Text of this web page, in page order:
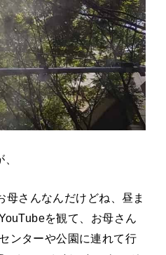
母さんなんだけどね、昼ま
を観て、お母さん
ンターや公園に連れて行